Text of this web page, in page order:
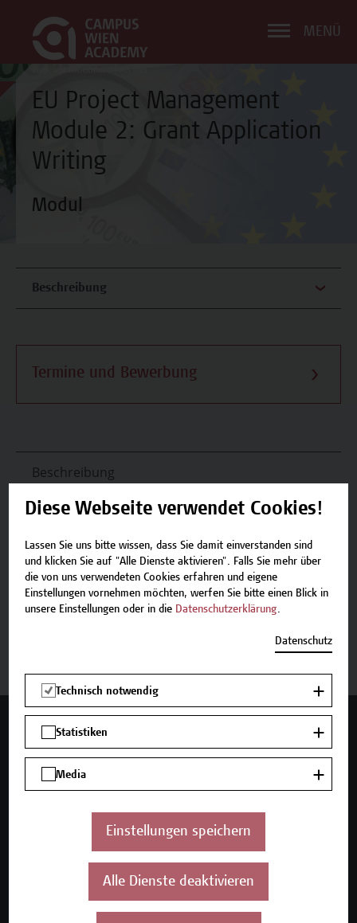
MENÜ
EU Project Management
Module 2: Grant Application
Writing
Modul
Beschreibung
Termine und Bewerbung
Beschreibung
Termine und Bewerbung
Zurück zum Zertifikatsprogramm
Mehr Infos gewünscht?
Unser Angebot
Seminare und Zertifikatsprogramme
Inhouse-Weiterbildung
Beratungsleistungen
Diese Webseite verwendet Cookies!
Lassen Sie uns bitte wissen, dass Sie damit einverstanden sind
und klicken Sie auf "Alle Dienste aktivieren". Falls Sie mehr über
die von uns verwendeten Cookies erfahren und eigene
Einstellungen vornehmen möchten, werfen Sie bitte einen Blick in
unsere Einstellungen oder in die Datenschutzerklärung.
Datenschutz
Technisch notwendig
Statistiken
Media
Einstellungen speichern
Alle Dienste deaktivieren